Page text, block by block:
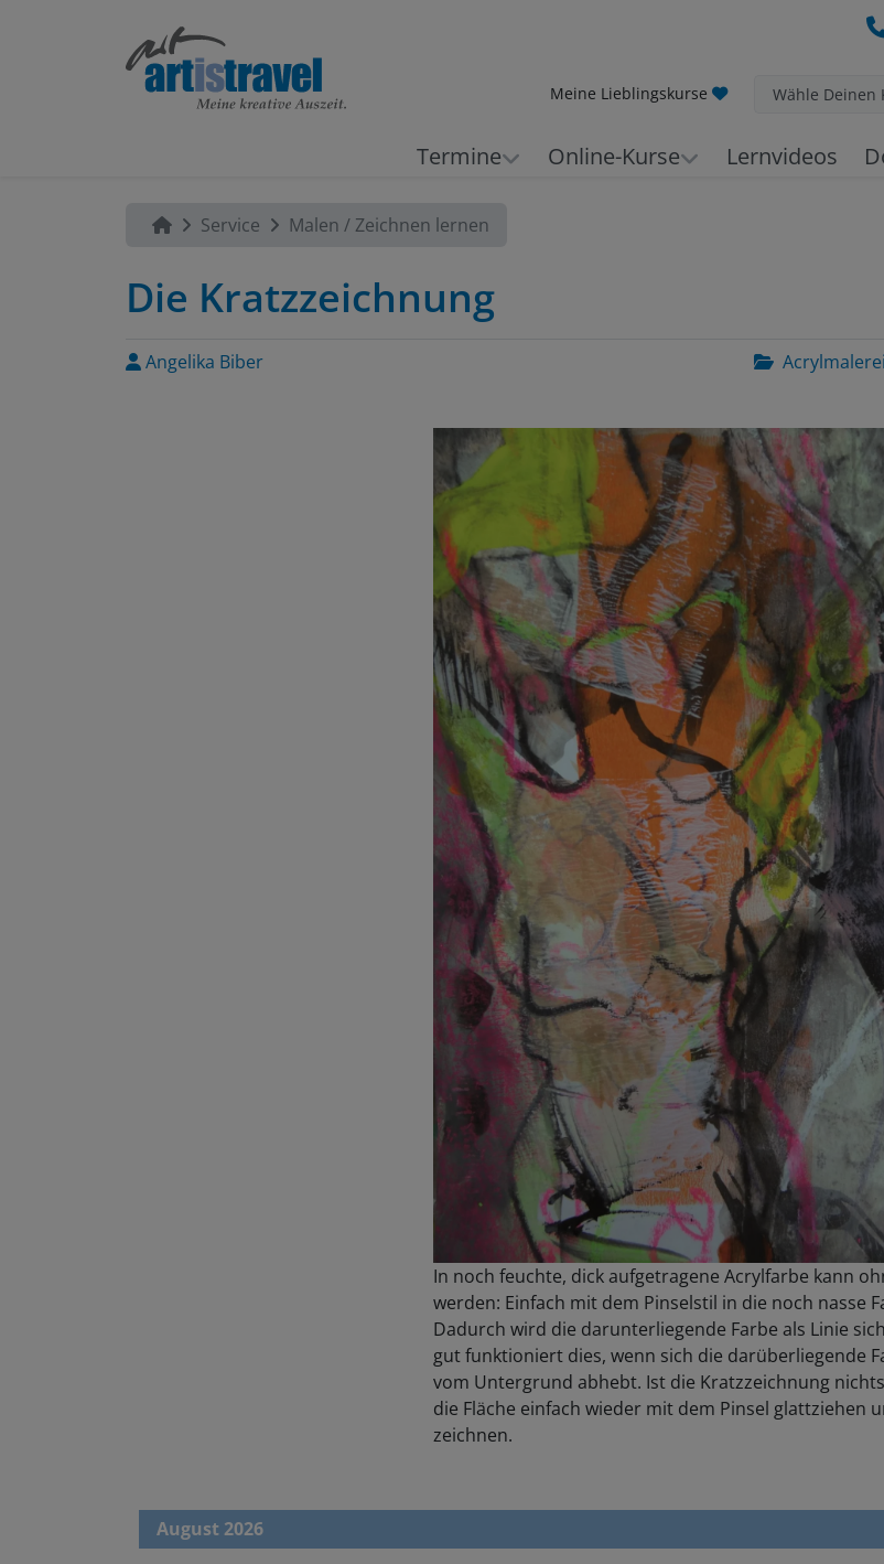
Meine Lieblingskurse Wähle Deinen
Termine Online-Kurse Lernvideos
Service Malen / Zeichnen lernen
Die Kratzzeichnung
Angelika Biber Acrylmalerei
In noch feuchte, dick aufgetragene Acrylfarbe kann
werden: Einfach mit dem Pinselstil in die noch nasse
Dadurch wird die darunterliegende Farbe als Linie
gut funktioniert dies, wenn sich die darüberliegende
vom Untergrund abhebt. Ist die Kratzzeichnung
die Fläche einfach wieder mit dem Pinsel glattziehen
zeichnen.
August 2026